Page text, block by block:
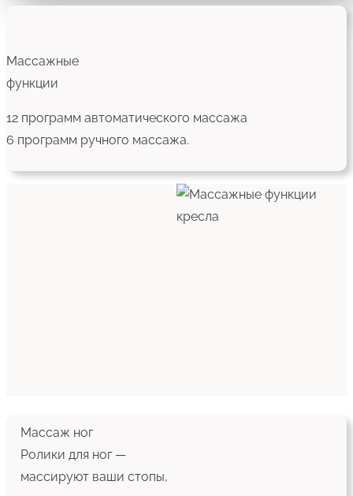
Массажные
функции
12 программ автоматического массажа
6 программ ручного массажа.
Массаж ног
Ролики для ног —
массируют ваши стопы,